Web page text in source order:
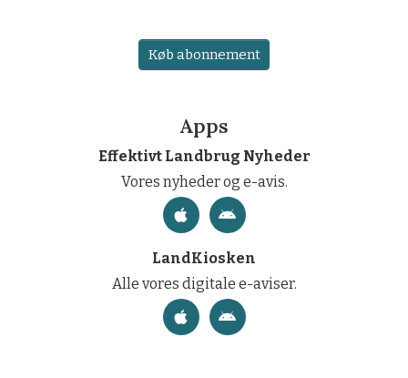
Køb abonnement
Apps
Effektivt Landbrug Nyheder
Vores nyheder og e-avis.
LandKiosken
Alle vores digitale e-aviser.